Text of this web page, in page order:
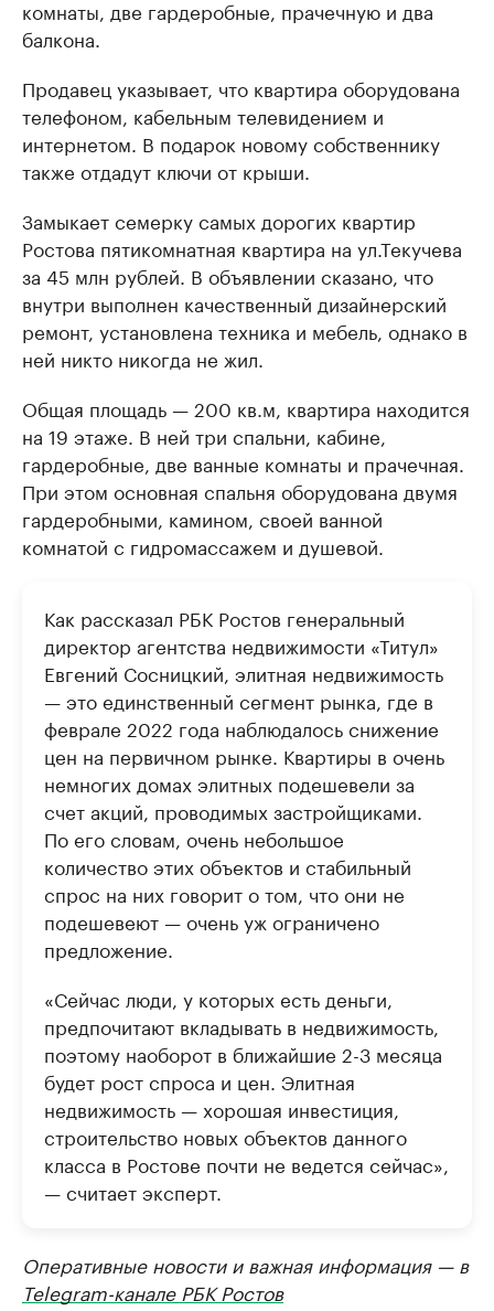
комнаты, две гардеробные, прачечную и два
балкона.
Продавец указывает, что квартира оборудована
телефоном, кабельным телевидением и
интернетом. В подарок новому собственнику
также отдадут ключи от крыши.
Замыкает семерку самых дорогих квартир
Ростова пятикомнатная квартира на ул.Текучева
за 45 млн рублей. В объявлении сказано, что
внутри выполнен качественный дизайнерский
ремонт, установлена техника и мебель, однако в
ней никто никогда не жил.
Общая площадь — 200 кв.м, квартира находится
на 19 этаже. В ней три спальни, кабине,
гардеробные, две ванные комнаты и прачечная.
При этом основная спальня оборудована двумя
гардеробными, камином, своей ванной
комнатой с гидромассажем и душевой.
Как рассказал РБК Ростов генеральный
директор агентства недвижимости «Титул»
Евгений Сосницкий, элитная недвижимость
— это единственный сегмент рынка, где в
феврале 2022 года наблюдалось снижение
цен на первичном рынке. Квартиры в очень
немногих домах элитных подешевели за
счет акций, проводимых застройщиками.
По его словам, очень небольшое
количество этих объектов и стабильный
спрос на них говорит о том, что они не
подешевеют — очень уж ограничено
предложение.
«Сейчас люди, у которых есть деньги,
предпочитают вкладывать в недвижимость,
поэтому наоборот в ближайшие 2-3 месяца
будет рост спроса и цен. Элитная
недвижимость — хорошая инвестиция,
строительство новых объектов данного
класса в Ростове почти не ведется сейчас»,
— считает эксперт.
Оперативные новости и важная информация — в
Telegram-канале РБК Ростов